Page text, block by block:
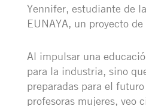
Yennifer, estudiante de
EUNAYA, un proyecto
Al impulsar una
para la industria, sino
preparadas para el
profesoras mujeres, veo